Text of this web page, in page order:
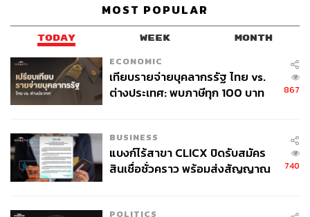
ขั้นตอนการใช้สิทธิประโยชน์ตามกรมธรรม์และบริการ
กรมธรรม์ต่างๆ ด้วยการใช้ลำดับภาพ เพื่อให้ลูกค้า
เข้าใจและปฏิบัติตามได้ง่ายและรวดเร็วขึ้น
ใช้ไอคอนและอินโฟกราฟิก
การใช้ไอคอนช่วยย่อยข้อมูลให้กลายเป็นอินโฟกราฟิก
เข้าใจข้อมูลต่างๆ ได้ง่ายขึ้น
MOST POPULAR
TODAY WEEK MONTH
ECONOMIC
เทียบรายจ่ายบุคลากรรัฐ ไทย vs.
ต่างประเทศ: พบภาษีทุก 100 บาท
867
BUSINESS
แบงก์ไร้สาขา CLICX ปิดรับสมัคร
สินเชื่อชั่วคราว พร้อมส่งสัญญาณ
740
POLITICS